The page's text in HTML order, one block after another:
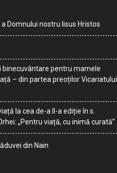
a Domnului nostru Iisus Hristos
binecuvântare pentru mamele
– din partea preoților Vicariatului
la cea de-a II-a ediție în s.
„Pentru viață, cu inimă curată”
din Nain